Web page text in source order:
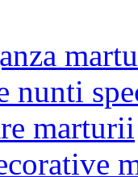
nunti
marturii